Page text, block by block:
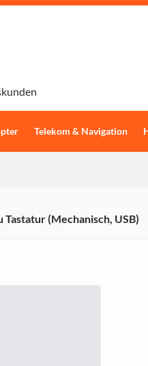
Telekom & Navigation
(Mechanisch, USB)